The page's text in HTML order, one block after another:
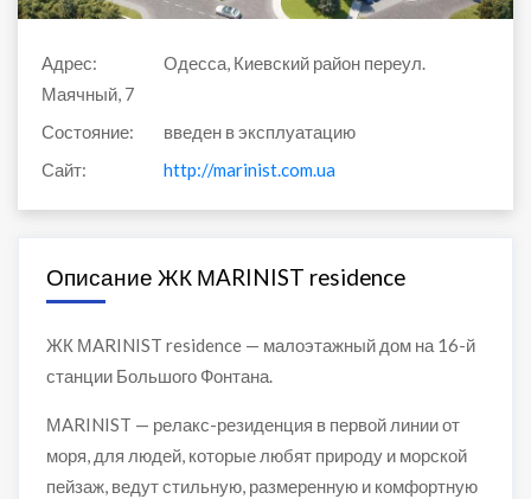
Адрес:
Одесса, Киевский район переул.
Маячный, 7
Состояние:
введен в эксплуатацию
Сайт:
http://marinist.com.ua
Описание ЖК МARINIST residence
ЖК МARINIST residence — малоэтажный дом на 16-й
станции Большого Фонтана.
МARINIST — релакс-резиденция в первой линии от
моря, для людей, которые любят природу и морской
пейзаж, ведут стильную, размеренную и комфортную